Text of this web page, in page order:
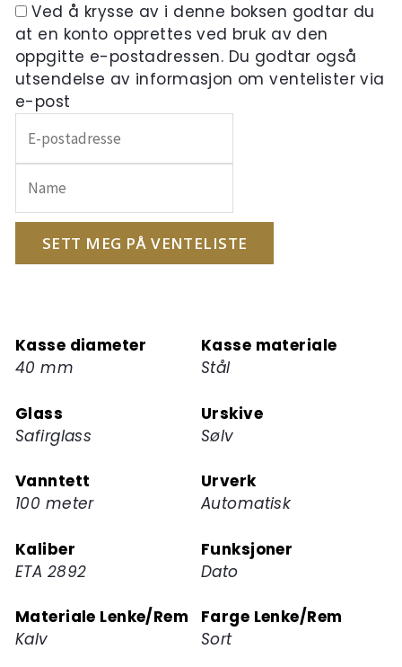
Ved å krysse av i denne boksen godtar du
at en konto opprettes ved bruk av den
oppgitte e-postadressen. Du godtar også
utsendelse av informasjon om ventelister via
e-post
inn
e-
postadressen
din
ventelisten
for
produktet
SETT MEG PÅ VENTELISTE
Kasse diameter
40 mm
Kasse materiale
Stål
Glass
Safirglass
Urskive
Sølv
Vanntett
100 meter
Urverk
Automatisk
Kaliber
ETA 2892
Funksjoner
Dato
Materiale Lenke/Rem
Kalv
Farge Lenke/Rem
Sort